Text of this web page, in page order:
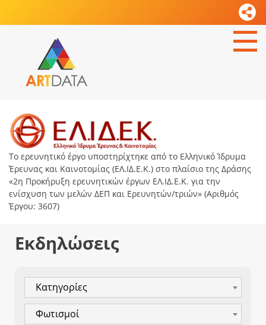
Το ερευνητικό έργο υποστηρίχτηκε από το Ελληνικό Ίδρυμα
Έρευνας και Καινοτομίας (ΕΛ.ΙΔ.Ε.Κ.) στο πλαίσιο της Δράσης
«2η Προκήρυξη ερευνητικών έργων ΕΛ.ΙΔ.Ε.Κ. για την
ενίσχυση των μελών ΔΕΠ και Ερευνητών/τριών» (Αριθμός
Έργου: 3607)
Εκδηλώσεις
Κατηγορίες
Φωτισμοί